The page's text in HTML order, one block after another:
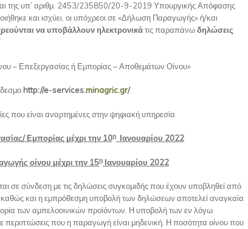
της υπ’ αριθμ. 2453/235850/20-9-2019 Υπουργικής Απόφασης
και ισχύει, οι υπόχρεοι σε «Δήλωση Παραγωγής» ή/και
να υποβάλλουν ηλεκτρονικάτις παραπάνωδηλώσεις
– Επεξεργασίας ή Εμπορίας – Αποθεμάτων Οίνου»
http://e-services.minagric.gr/
που είναι αναρτημένες στην ψηφιακή υπηρεσία
Εμπορίας μέχρι την 10ηΙανουαρίου 2022
οίνου μέχρι την 15η Ιανουαρίου 2022
σε σύνδεση με τις δηλώσεις συγκομιδής που έχουν υποβληθεί από
και η εμπρόθεσμη υποβολή των δηλώσεων αποτελεί αναγκαία
των αμπελοοινικών προϊόντων. Η υποβολή των εν λόγω
περιπτώσεις που η παραγωγή είναι μηδενική. Η ποσότητα οίνου που